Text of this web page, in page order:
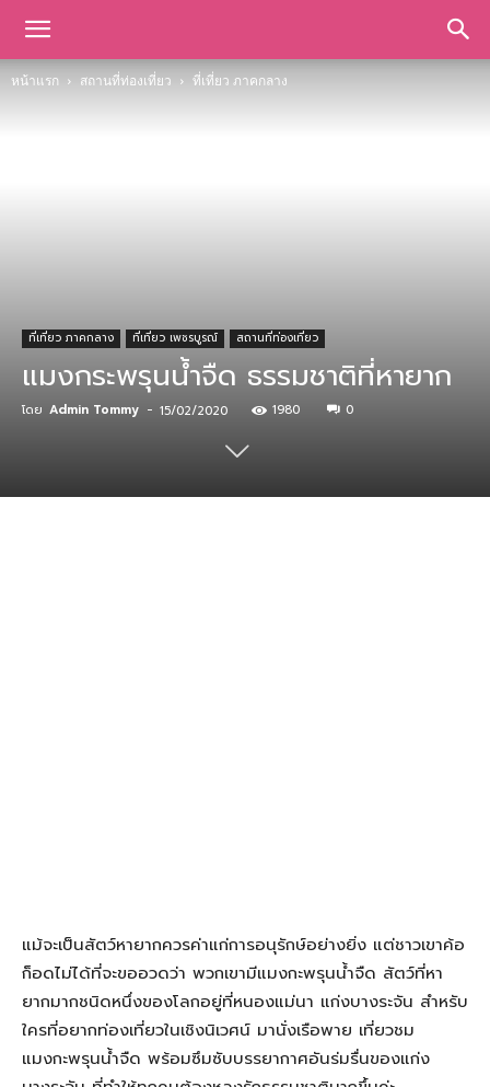
หน้าแรก สถานที่ท่องเที่ยว ที่เที่ยว ภาคกลาง
ที่เที่ยว ภาคกลาง ที่เที่ยว เพชรบูรณ์ สถานที่ท่องเที่ยว
แมงกระพรุนน้ำจืด ธรรมชาติที่หายาก
โดย Admin Tommy - 15/02/2020 1980 0
แม้จะเป็นสัตว์หายากควรค่าแก่การอนุรักษ์อย่างยิ่ง แต่ชาวเขาค้อ
ก็อดไม่ได้ที่จะขออวดว่า พวกเขามีแมงกะพรุนน้ำจืด สัตว์ที่หา
ยากมากชนิดหนึ่งของโลกอยู่ที่หนองแม่นา แก่งบางระจัน สำหรับ
ใครที่อยากท่องเที่ยวในเชิงนิเวศน์ มานั่งเรือพาย เที่ยวชม
แมงกะพรุนน้ำจืด พร้อมซึมซับบรรยากาศอันร่มรื่นของแก่ง